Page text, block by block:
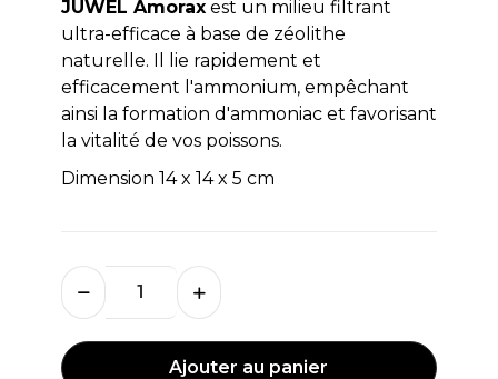
JUWEL Amoraxest un milieu filtrant
ultra-efficace à base de zéolithe
naturelle. Il lie rapidement et
efficacement l'ammonium, empêchant
ainsi la formation d'ammoniac et favorisant
la vitalité de vos poissons.
Dimension 14 x 14 x 5 cm
Ajouter au panier